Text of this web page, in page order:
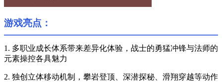
游戏亮点：
1. 多职业成长体系带来差异化体验，战士的勇猛冲锋与法师的
元素操控各具魅力
2. 独创立体移动机制，攀岩登顶、深潜探秘、滑翔穿越等动作